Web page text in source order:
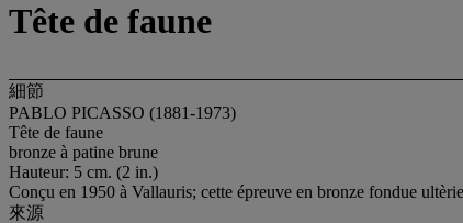
Tête de faune
細節
PABLO PICASSO (1881-1973)
Tête de faune
bronze à patine brune
Hauteur: 5 cm. (2 in.)
Conçu en 1950 à Vallauris; cette épreuve en bronze fondue
來源